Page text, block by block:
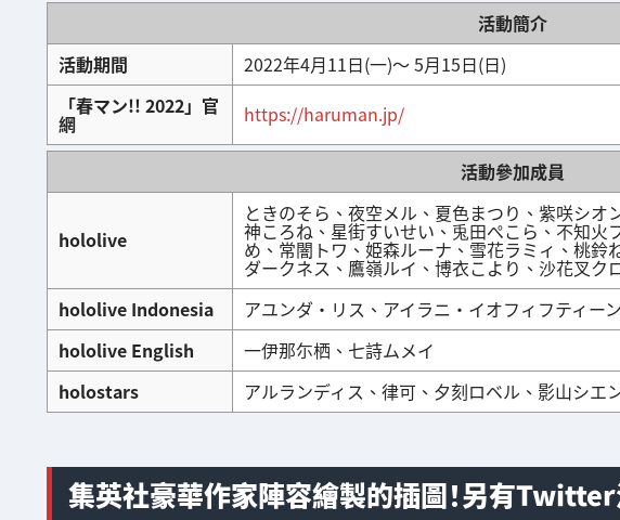
活動簡介
活動期間
2022年4月11日(一)～ 5月15日(日)
「春マン!! 2022」官
網 https://haruman.jp/
活動參加成員
hololive
ときのそら、夜空メル、夏色まつり、紫咲シ
神ころね、星街すいせい、兎田ぺこら、不知
め、常闇トワ、姫森ルーナ、雪花ラミィ、桃鈴
ダークネス、鷹嶺ルイ、博衣こより、沙花叉ク
hololive Indonesia
アユンダ・リス、アイラニ・イオフィフティー
hololive English
一伊那尓栖、七詩ムメイ
holostars
アルランディス、律可、夕刻ロベル、影山シエ
集英社豪華作家陣容繪製的插圖！另有Twitter